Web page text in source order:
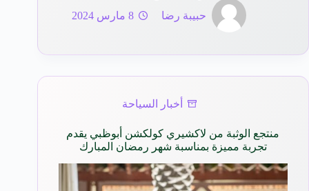
حبيبة رضا
8 مارس 2024
أخبار السياحة
منتجع الوثبة من لاكشيري كولكشن أبوظبي يقدم
تجربة مميزة بمناسبة شهر رمضان المبارك